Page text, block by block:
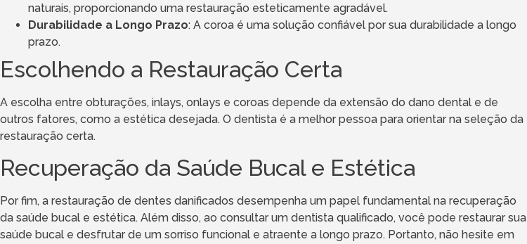
naturais, proporcionando uma restauração esteticamente agradável.
Durabilidade a Longo Prazo: A coroa é uma solução confiável por sua durabilidade a longo
prazo.
Escolhendo a Restauração Certa
A escolha entre obturações, inlays, onlays e coroas depende da extensão do dano dental e de
outros fatores, como a estética desejada. O dentista é a melhor pessoa para orientar na seleção da
restauração certa.
Recuperação da Saúde Bucal e Estética
Por fim, a restauração de dentes danificados desempenha um papel fundamental na recuperação
da saúde bucal e estética. Além disso, ao consultar um dentista qualificado, você pode restaurar sua
saúde bucal e desfrutar de um sorriso funcional e atraente a longo prazo. Portanto, não hesite em